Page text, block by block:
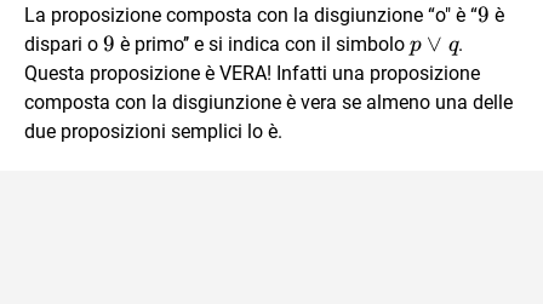
La proposizione composta con la disgiunzione “o" è “9
9 è
dispari o 9
9 è primo’’ e si indica con il simbolo p
\vee
q
p ∨ q.
Questa proposizione è VERA! Infatti una proposizione
composta con la disgiunzione è vera se almeno una delle
due proposizioni semplici lo è.